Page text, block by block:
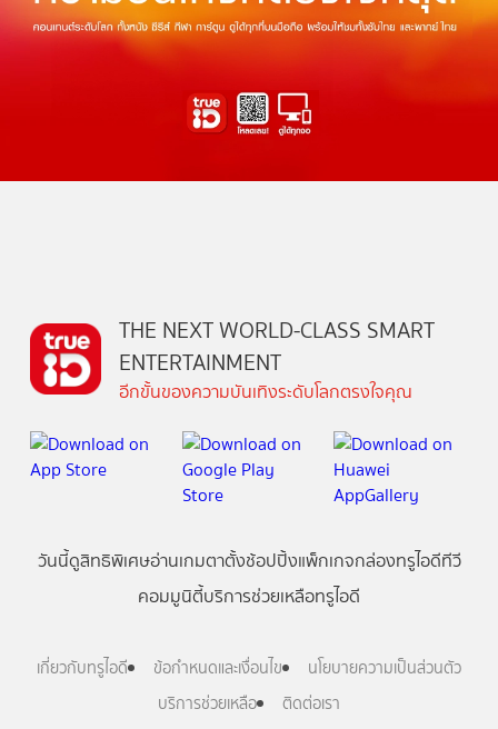
THE NEXT WORLD-CLASS SMART
ENTERTAINMENT
อีกขั้นของความบันเทิงระดับโลกตรงใจคุณ
วันนี้ดูสิทธิพิเศษอ่านเกมตาตั้งช้อปปิ้งแพ็กเกจกล่องทรูไอดีทีวี
คอมมูนิตี้บริการช่วยเหลือทรูไอดี
เกี่ยวกับทรูไอดี ข้อกำหนดและเงื่อนไข
นโยบายความเป็นส่วนตัว
บริการช่วยเหลือ
ติดต่อเรา